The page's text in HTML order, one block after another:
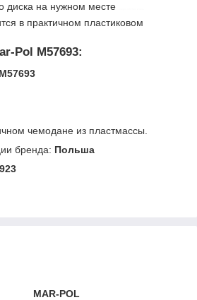
диска на нужном месте
в практичном пластиковом
Pol M57693:
чемодане из пластмассы.
бренда: Польша
MAR-POL